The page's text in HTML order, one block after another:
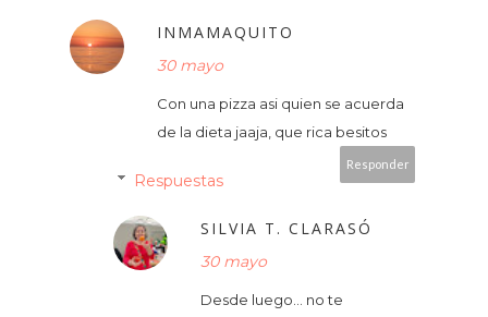
INMAMAQUITO
30 mayo
Con una pizza asi quien se acuerda
de la dieta jaaja, que rica besitos
Responder
Respuestas
SILVIA T. CLARASÓ
30 mayo
Desde luego... no te